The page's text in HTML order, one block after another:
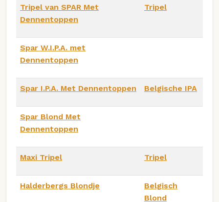
Tripel van SPAR Met
Dennentoppen
Tripel
Spar W.I.P.A. met
Dennentoppen
Spar I.P.A. Met Dennentoppen Belgische IPA
Spar Blond Met
Dennentoppen
Maxi Tripel Tripel
Halderbergs Blondje
Belgisch
Blond